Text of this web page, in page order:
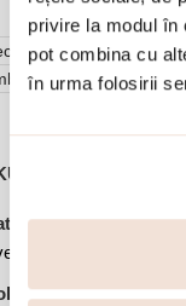
privire la modul în
pot combina cu
în urma folosirii
(1)
Bijuterii dama,
Gala